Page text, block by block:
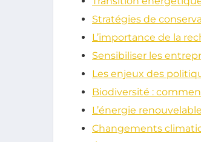
Stratégies de
L’importance de la
Sensibiliser les
Les enjeux des
Biodiversité :
L’énergie
Changements